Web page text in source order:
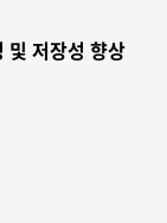
및 저장성 향상